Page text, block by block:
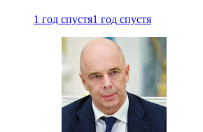
1 год спустя1 год спустя